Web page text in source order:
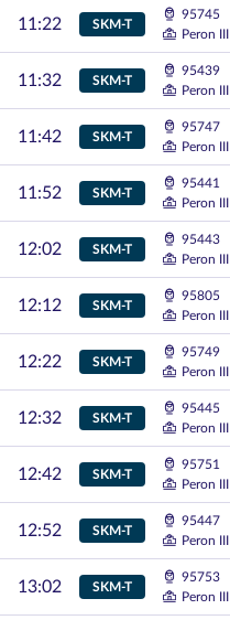
11:22 SKM-T
95745
Peron III
11:32 SKM-T
95439
Peron III
11:42 SKM-T
95747
Peron III
11:52 SKM-T
95441
Peron III
12:02 SKM-T
95443
Peron III
12:12 SKM-T
95805
Peron III
12:22 SKM-T
95749
Peron III
12:32 SKM-T
95445
Peron III
12:42 SKM-T
95751
Peron III
12:52 SKM-T
95447
Peron III
13:02 SKM-T
95753
Peron III